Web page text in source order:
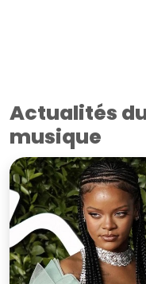
Actualités
musique